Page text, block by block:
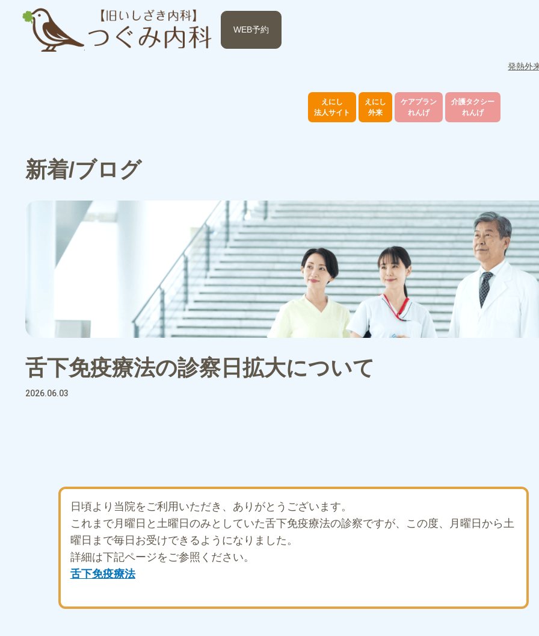
WEB予約
発熱外
えにし
法人サイト
えにし
外来
ケアプラン
れんげ
介護タクシー
れんげ
新着/ブログ
舌下免疫療法の診察日拡大について
2026.06.03
日頃より当院をご利用いただき、ありがとうございます。
これまで月曜日と土曜日のみとしていた舌下免疫療法の診察ですが、この度、月曜日から土
曜日まで毎日お受けできるようになりました。
詳細は下記ページをご参照ください。
舌下免疫療法